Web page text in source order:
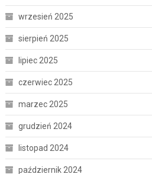
wrzesień 2025
sierpień 2025
lipiec 2025
czerwiec 2025
marzec 2025
grudzień 2024
listopad 2024
październik 2024